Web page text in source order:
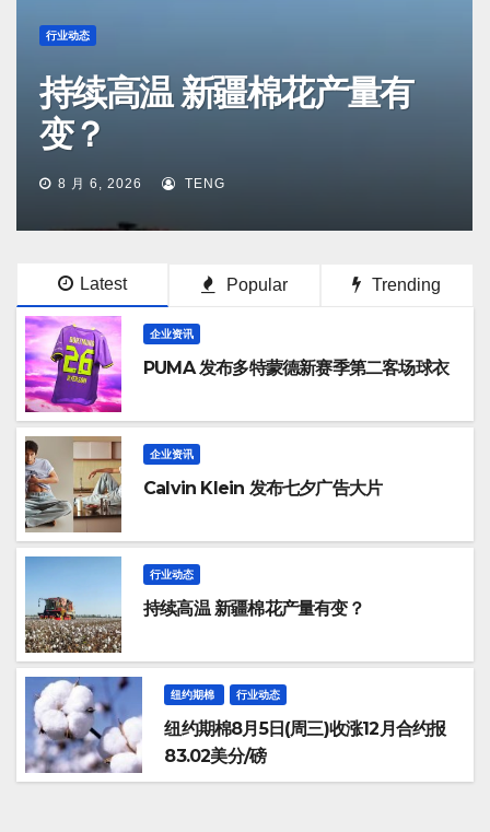
行业动态
持续高温 新疆棉花产量有
变？
8 月 6, 2026 TENG
Latest Popular Trending
企业资讯
PUMA 发布多特蒙德新赛季第二客场球衣
企业资讯
Calvin Klein 发布七夕广告大片
行业动态
持续高温 新疆棉花产量有变？
纽约期棉 行业动态
纽约期棉8月5日(周三)收涨12月合约报
83.02美分/磅